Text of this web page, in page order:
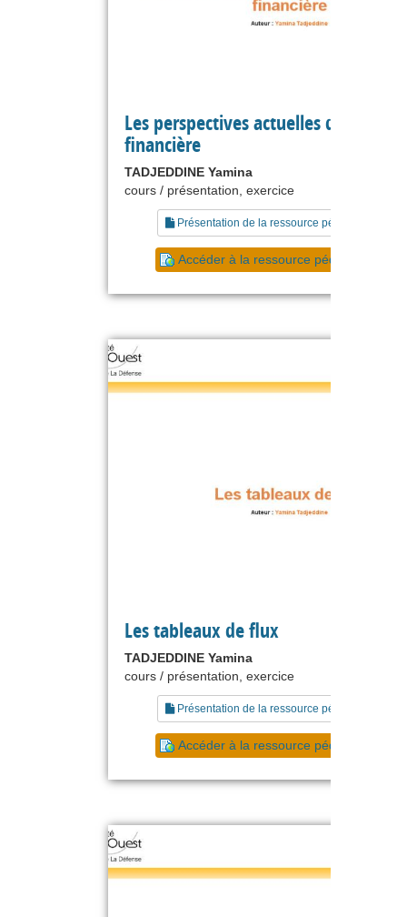
Les perspectives actuelles de
financière
TADJEDDINE Yamina
cours / présentation, exercice
Présentation de la ressource pédagogique
Accéder à la ressource pédagogique
Les tableaux de flux
TADJEDDINE Yamina
cours / présentation, exercice
Présentation de la ressource pédagogique
Accéder à la ressource pédagogique